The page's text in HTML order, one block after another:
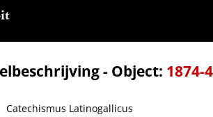
- Object: 1874-
Catechismus Latinogallicus